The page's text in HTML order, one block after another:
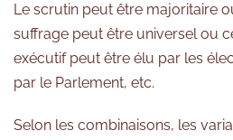
Le scrutin peut être majoritaire
suffrage peut être universel ou
exécutif peut être élu par les
par le Parlement, etc.
Selon les combinaisons, les